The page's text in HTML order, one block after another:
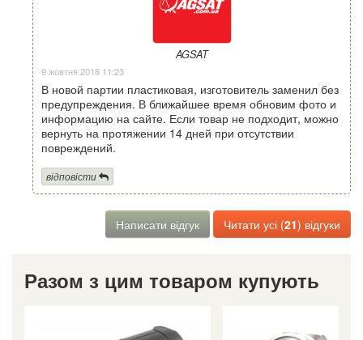
AGSAT
9 жовтня 2018 11:23
В новой партии пластиковая, изготовитель заменил без
предупреждения. В ближайшее время обновим фото и
информацию на сайте. Если товар не подходит, можно
вернуть на протяжении 14 дней при отсутствии
повреждений.
відповісти
Написати відгук Читати усі (21) відгуки
Разом з цим товаром купують